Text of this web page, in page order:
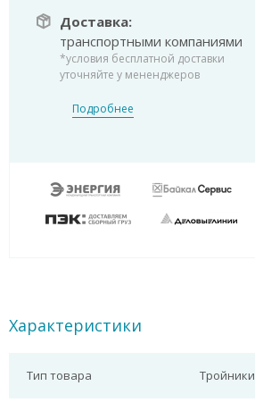
Доставка:
транспортными компаниями
*условия бесплатной доставки
уточняйте у мененджеров
Подробнее
Характеристики
Тип товара Тройники